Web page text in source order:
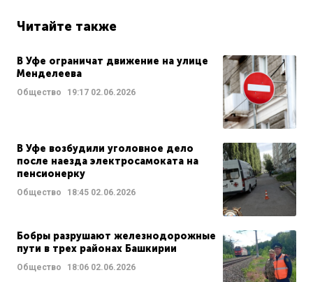
Читайте также
В Уфе ограничат движение на улице
Менделеева
Общество 19:17 02.06.2026
В Уфе возбудили уголовное дело
после наезда электросамоката на
пенсионерку
Общество 18:45 02.06.2026
Бобры разрушают железнодорожные
пути в трех районах Башкирии
Общество 18:06 02.06.2026